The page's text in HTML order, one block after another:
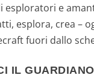
esploratori e
esplora, crea –
fuori dallo
IL